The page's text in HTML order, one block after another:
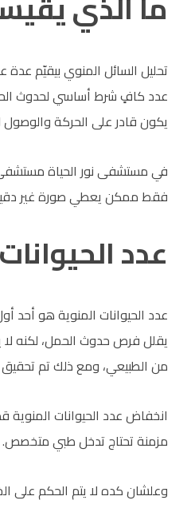
تحليل السائل المنوي بيقيّم عدة
عدد كافٍ شرط أساسي لحدوث
يكون قادر على الحركة
في مستشفى نور الحياة مستشفى
فقط ممكن يعطي صورة غير
عدد
عدد الحيوانات المنوية هو أحد
يقلل فرص حدوث الحمل، لكنه لا
من الطبيعي، ومع ذلك تم
انخفاض عدد الحيوانات المنوية
مزمنة تحتاج تدخل طبي متخصص.
وعلشان كده لا يتم الحكم على